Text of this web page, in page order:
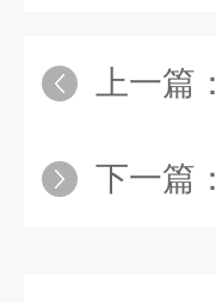
上一篇：
下一篇：